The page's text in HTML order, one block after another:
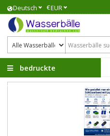
Deutsch €EUR
bedruckte
Wasserbälle